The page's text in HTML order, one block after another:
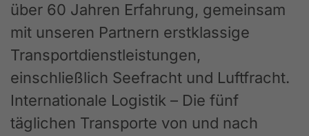
über 60 Jahren Erfahrung, gemeinsam
mit unseren Partnern erstklassige
Transportdienstleistungen,
einschließlich Seefracht und Luftfracht.
Internationale Logistik – Die fünf
täglichen Transporte von und nach